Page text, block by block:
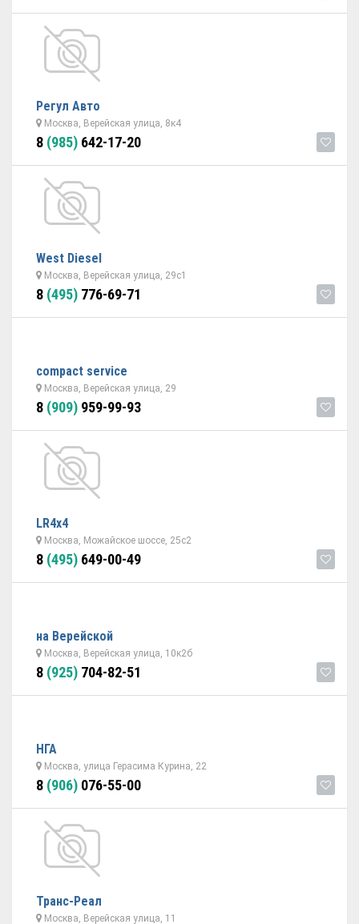
Регул Авто
Москва, Верейская улица, 8к4
8 (985) 642-17-20
West Diesel
Москва, Верейская улица, 29с1
8 (495) 776-69-71
compact service
Москва, Верейская улица, 29
8 (909) 959-99-93
LR4x4
Москва, Можайское шоссе, 25с2
8 (495) 649-00-49
на Верейской
Москва, Верейская улица, 10к2б
8 (925) 704-82-51
НГА
Москва, улица Герасима Курина, 22
8 (906) 076-55-00
Транс-Реал
Москва, Верейская улица, 11